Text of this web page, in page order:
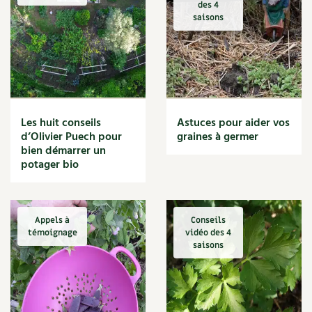
Carnets de saison
Compléments
Dossier4 saisons
Actualités
Vidéos et podcasts
Secrets d’abonné
Tous au jardin ! avec Pascal
La vie secrète du jardin
Secrets d'abonné
Astuces de jardinier
Autonomie et permaculture avec David
L'autonomie au jardin en 12 leçons
Tous au jardin ! | RCF
Les huit conseils
d’Olivier Puech pour
bien démarrer un
potager bio
des 4
saisons
Astuces pour aider vos
graines à germer
Appels à
témoignage
Conseils
vidéo des 4
saisons